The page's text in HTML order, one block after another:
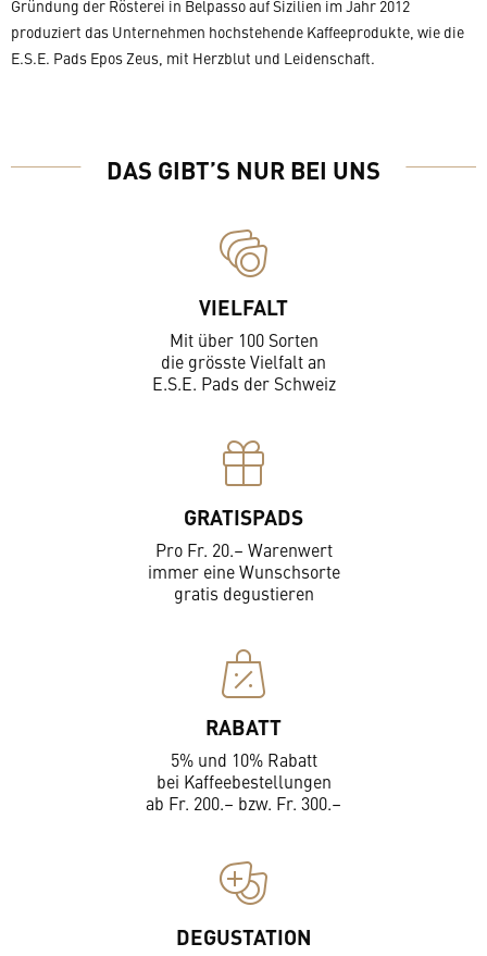
Gründung der Rösterei in Belpasso auf Sizilien im Jahr 2012
produziert das Unternehmen hochstehende Kaffeeprodukte, wie die
E.S.E. Pads Epos Zeus, mit Herzblut und Leidenschaft.
DAS GIBT’S NUR BEI UNS
VIELFALT
Mit über 100 Sorten
die grösste Vielfalt an
E.S.E. Pads der Schweiz
GRATISPADS
Pro Fr. 20.– Warenwert
immer eine Wunschsorte
gratis degustieren
RABATT
5% und 10% Rabatt
bei Kaffeebestellungen
ab Fr. 200.– bzw. Fr. 300.–
DEGUSTATION